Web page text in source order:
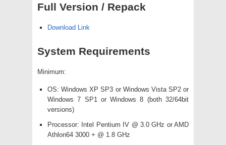
Full Version / Repack
Download Link
System Requirements
Minimum:
OS: Windows XP SP3 or Windows Vista SP2 or
Windows 7 SP1 or Windows 8 (both 32/64bit
versions)
Processor: Intel Pentium IV @ 3.0 GHz or AMD
Athlon64 3000 + @ 1.8 GHz